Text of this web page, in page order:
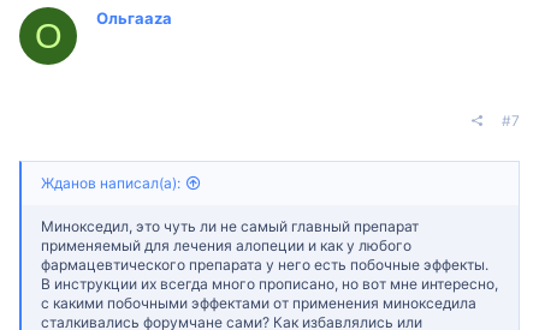
О Ольгаaza
#7
Жданов написал(а):
Минокседил, это чуть ли не самый главный препарат
применяемый для лечения алопеции и как у любого
фармацевтического препарата у него есть побочные эффекты.
В инструкции их всегда много прописано, но вот мне интересно,
с какими побочными эффектами от применения минокседила
сталкивались форумчане сами? Как избавлялись или